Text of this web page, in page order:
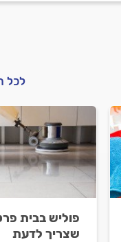
לכל
פוליש בבית
שצריך לדעת